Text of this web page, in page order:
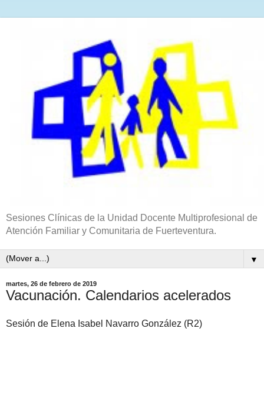
Sesiones Clínicas de la Unidad Docente Multiprofesional de
Atención Familiar y Comunitaria de Fuerteventura.
▼
martes, 26 de febrero de 2019
Vacunación. Calendarios acelerados
Sesión de Elena Isabel Navarro González (R2)